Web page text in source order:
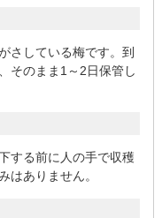
さしている梅です。到
そのまま1～2日保管し
する前に人の手で収穫
はありません。